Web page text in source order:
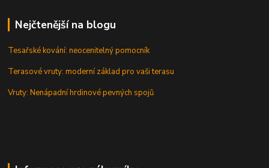
Nejčtenější na blogu
Tesařské kování: neocenitelný pomocník
Terasové vruty: moderní základ pro vaši terasu
Vruty: Nenápadní hrdinové pevných spojů